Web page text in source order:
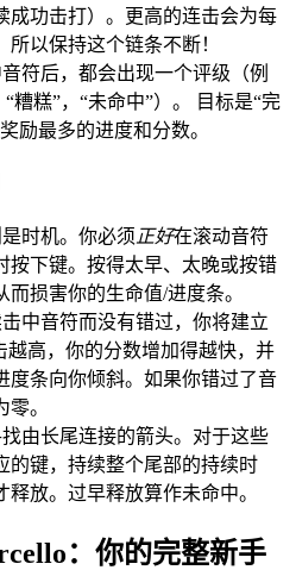
成功击打）。更高的连击会为每
以保持这个链条不断！
符后，都会出现一个评级（例
糟糕”，“未命中”）。 目标是“完
励最多的进度和分数。
时机。你必须 正好在滚动音符
按下键。按得太早、太晚或按错
损害你的生命值/进度条。
中音符而没有错过，你将建立
越高，你的分数增加得越快，并
度条向你倾斜。如果你错过了音
。
找由长尾连接的箭头。对于这些
的键，持续整个尾部的持续时
放。过早释放算作未命中。
：你的完整新手